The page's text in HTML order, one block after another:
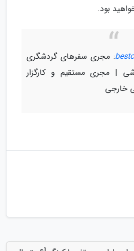
بود.
: مجری سفرهای گردشگری
| مجری مستقیم و کارگزار
خارجی